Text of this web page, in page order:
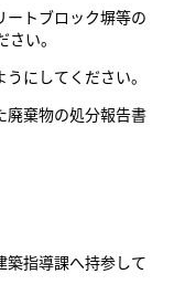
トブロック塀等の
い。
にしてください。
棄物の処分報告書
築指導課へ持参して